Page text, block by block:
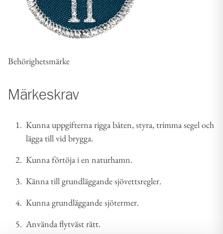
Behörighetsmärke
Märkeskrav
Kunna uppgifterna rigga båten, styra, trimma segel och
lägga till vid brygga.
Kunna förtöja i en naturhamn.
Känna till grundläggande sjövettsregler.
Kunna grundläggande sjötermer.
Använda flytväst rätt.